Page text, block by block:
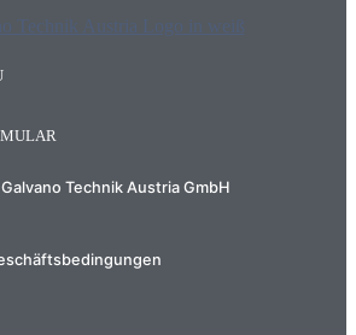
Technik Austria GmbH